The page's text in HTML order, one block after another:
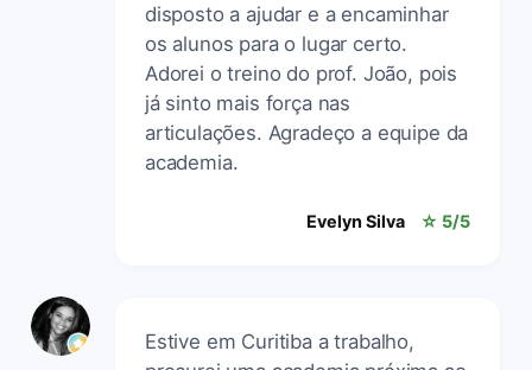
disposto a ajudar e a encaminhar
os alunos para o lugar certo.
Adorei o treino do prof. João, pois
já sinto mais força nas
articulações. Agradeço a equipe da
academia.
Evelyn Silva ☆ 5/5
Estive em Curitiba a trabalho,